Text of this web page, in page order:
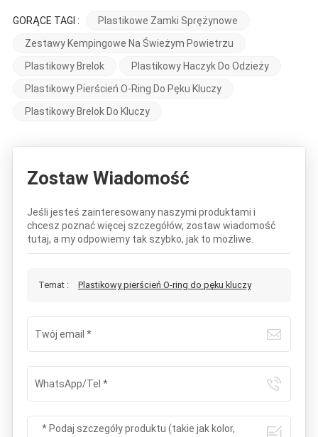
GORĄCE TAGI :
Plastikowe Zamki Sprężynowe
Zestawy Kempingowe Na Świeżym Powietrzu
Plastikowy Brelok
Plastikowy Haczyk Do Odzieży
Plastikowy Pierścień O-Ring Do Pęku Kluczy
Plastikowy Brelok Do Kluczy
Zostaw Wiadomość
Jeśli jesteś zainteresowany naszymi produktami i
chcesz poznać więcej szczegółów, zostaw wiadomość
tutaj, a my odpowiemy tak szybko, jak to możliwe.
Temat : Plastikowy pierścień O-ring do pęku kluczy